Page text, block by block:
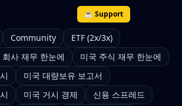
☕ Support
Community
ETF (2x/3x)
회사 재무 한눈에
미국 주식 재무 한눈에
미국 대량보유 보고서
미국 거시 경제
신용 스프레드